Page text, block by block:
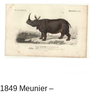
1849 Meunier –